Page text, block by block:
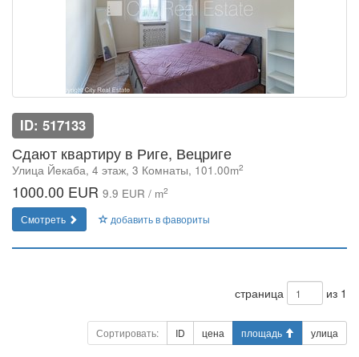
ID: 517133
Сдают квартиру в Риге, Вецриге
Улица Йeкаба, 4 этаж, 3 Комнаты, 101.00m2
1000.00 EUR 9.9 EUR / m2
Смотреть добавить в фавориты
страница из 1
Сортировать: ID цена площадь улица